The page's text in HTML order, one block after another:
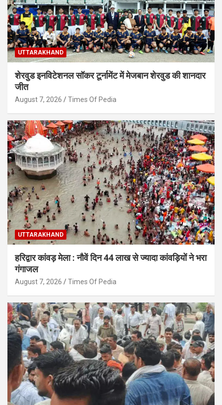
UTTARAKHAND
शेरवुड इनविटेशनल सॉकर टूर्नामेंट में मेजबान शेरवुड की शानदार
जीत
August 7, 2026 Times Of Pedia
UTTARAKHAND
हरिद्वार कांवड़ मेला : नौवें दिन 44 लाख से ज्यादा कांवड़ियों ने भरा
गंगाजल
August 7, 2026 Times Of Pedia